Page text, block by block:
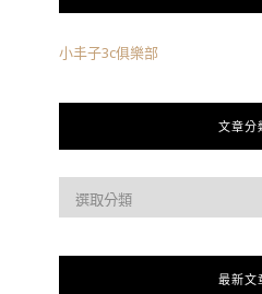
小丰子3c俱樂部
文章分
最新文